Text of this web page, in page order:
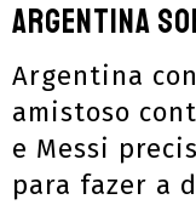
Argentina
Argentina
amistoso
e Messi
para fazer a